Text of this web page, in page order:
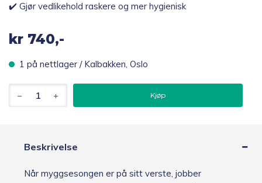
✔️ Gjør vedlikehold raskere og mer hygienisk
kr 740,-
1 på nettlager / Kalbakken, Oslo
Magnet
Pioneer
antall
Kjøp
Beskrivelse
Når myggsesongen er på sitt verste, jobber